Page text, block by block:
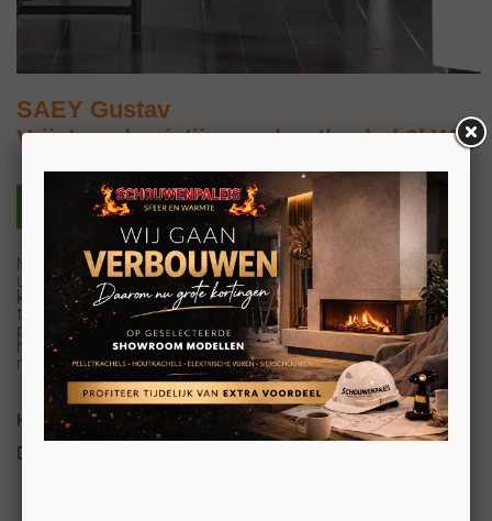
SAEY Gustav
Vrijstaande gietijzeren houtkachel 9kW
Met zijn typisch strakke lijn geeft de Saey Gustav een
unieke twist aan de traditionele look. Toch bevat deze
kachel de gekende Saey-innovaties, SNORKEL-
technologie, airwash en de praktische aslade, die zijn
prestaties zo de hoogte injagen. Met de Saey Gustav
haal je ongetwijfeld de meest verrassende en tegelijk
meest complete klassieker in huis.
KOM VOOR UW PRIJS NAAR ONZE SHOWROOM
Deze haard staat opgesteld in onze showroom